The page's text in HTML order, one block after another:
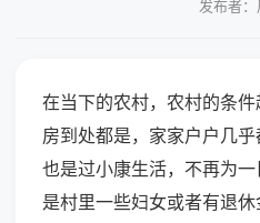
发布者
在当下的农村，农村的条
房到处都是，家家户户几
也是过小康生活，不再为
是村里一些妇女或者有退